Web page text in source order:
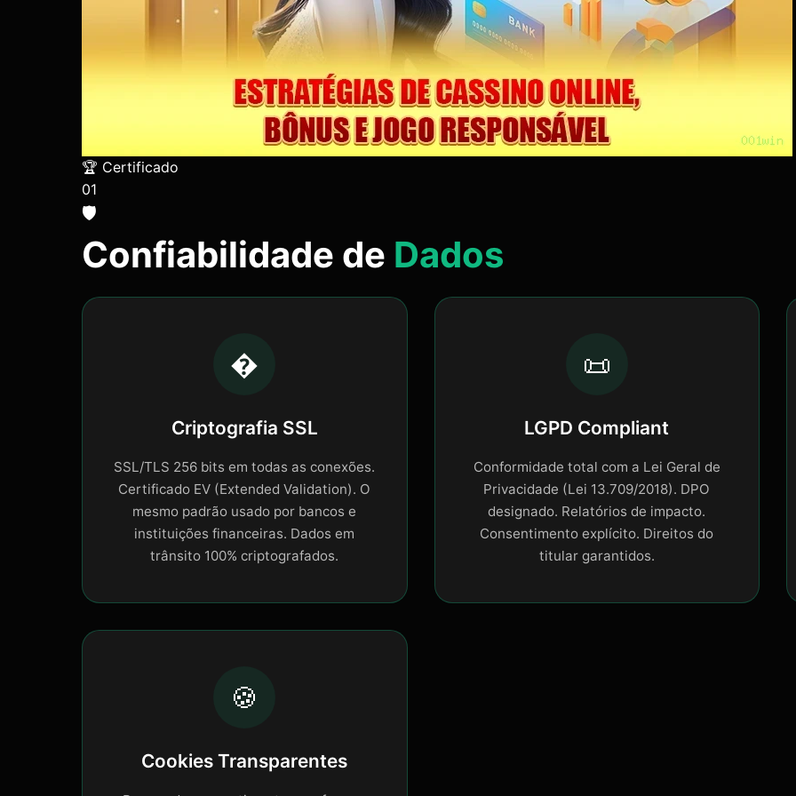
🏆 Certificado
01
🛡️
Confiabilidade de Dados
�
Criptografia SSL
SSL/TLS 256 bits em todas as conexões.
Certificado EV (Extended Validation). O
mesmo padrão usado por bancos e
instituições financeiras. Dados em
trânsito 100% criptografados.
📜
LGPD Compliant
Conformidade total com a Lei Geral de
Privacidade (Lei 13.709/2018). DPO
designado. Relatórios de impacto.
Consentimento explícito. Direitos do
titular garantidos.
🍪
Cookies Transparentes